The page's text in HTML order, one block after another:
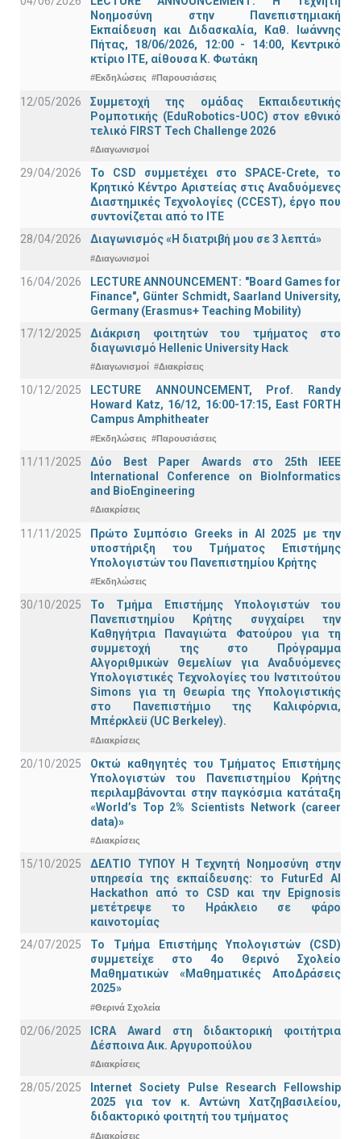
Νοημοσύνη στην Πανεπιστημιακή
Εκπαίδευση και Διδασκαλία, Καθ. Ιωάννης
Πήτας, 18/06/2026, 12:00 - 14:00, Κεντρικό
κτίριο ΙΤΕ, αίθουσα Κ. Φωτάκη
#Εκδηλώσεις #Παρουσιάσεις
12/05/2026
Συμμετοχή της ομάδας Εκπαιδευτικής
Ρομποτικής (EduRobotics-UOC) στον εθνικό
τελικό FIRST Tech Challenge 2026
#Διαγωνισμοί
29/04/2026
Το CSD συμμετέχει στο SPACE-Crete, το
Κρητικό Κέντρο Αριστείας στις Αναδυόμενες
Διαστημικές Τεχνολογίες (CCEST), έργο που
συντονίζεται από το ΙΤΕ
28/04/2026
Διαγωνισμός «Η διατριβή μου σε 3 λεπτά»
#Διαγωνισμοί
16/04/2026
LECTURE ANNOUNCEMENT: "Board Games for
Finance", Günter Schmidt, Saarland University,
Germany (Erasmus+ Teaching Mobility)
17/12/2025
Διάκριση φοιτητών του τμήματος στο
διαγωνισμό Hellenic University Hack
#Διαγωνισμοί #Διακρίσεις
10/12/2025
LECTURE ANNOUNCEMENT, Prof. Randy
Howard Katz, 16/12, 16:00-17:15, East FORTH
Campus Amphitheater
#Εκδηλώσεις #Παρουσιάσεις
11/11/2025
Δύο Best Paper Awards στο 25th IEEE
International Conference on BioInformatics
and BioEngineering
#Διακρίσεις
11/11/2025
Πρώτο Συμπόσιο Greeks in AI 2025 με την
υποστήριξη του Τμήματος Επιστήμης
Υπολογιστών του Πανεπιστημίου Κρήτης
#Εκδηλώσεις
30/10/2025
Το Τμήμα Επιστήμης Υπολογιστών του
Πανεπιστημίου Κρήτης συγχαίρει την
Καθηγήτρια Παναγιώτα Φατούρου για τη
συμμετοχή της στο Πρόγραμμα
Αλγοριθμικών Θεμελίων για Αναδυόμενες
Υπολογιστικές Τεχνολογίες του Ινστιτούτου
Simons για τη Θεωρία της Υπολογιστικής
στο Πανεπιστήμιο της Καλιφόρνια,
Μπέρκλεϋ (UC Berkeley).
#Διακρίσεις
20/10/2025
Οκτώ καθηγητές του Τμήματος Επιστήμης
Υπολογιστών του Πανεπιστημίου Κρήτης
περιλαμβάνονται στην παγκόσμια κατάταξη
«World’s Top 2% Scientists Network (career
data)»
#Διακρίσεις
15/10/2025
ΔΕΛΤΙΟ ΤΥΠΟΥ H Tεχνητή Νοημοσύνη στην
υπηρεσία της εκπαίδευσης: το FuturEd AI
Hackathon από το CSD και την Epignosis
μετέτρεψε το Ηράκλειο σε φάρο
καινοτομίας
24/07/2025
Το Τμήμα Επιστήμης Υπολογιστών (CSD)
συμμετείχε στο 4ο Θερινό Σχολείο
Μαθηματικών «Μαθηματικές ΑποΔράσεις
2025»
#Θερινά Σχολεία
02/06/2025
ICRA Award στη διδακτορική φοιτήτρια
Δέσποινα Αικ. Αργυροπούλου
#Διακρίσεις
28/05/2025
Internet Society Pulse Research Fellowship
2025 για τον κ. Αντώνη Χατζηβασιλείου,
διδακτορικό φοιτητή του τμήματος
#Διακρίσεις